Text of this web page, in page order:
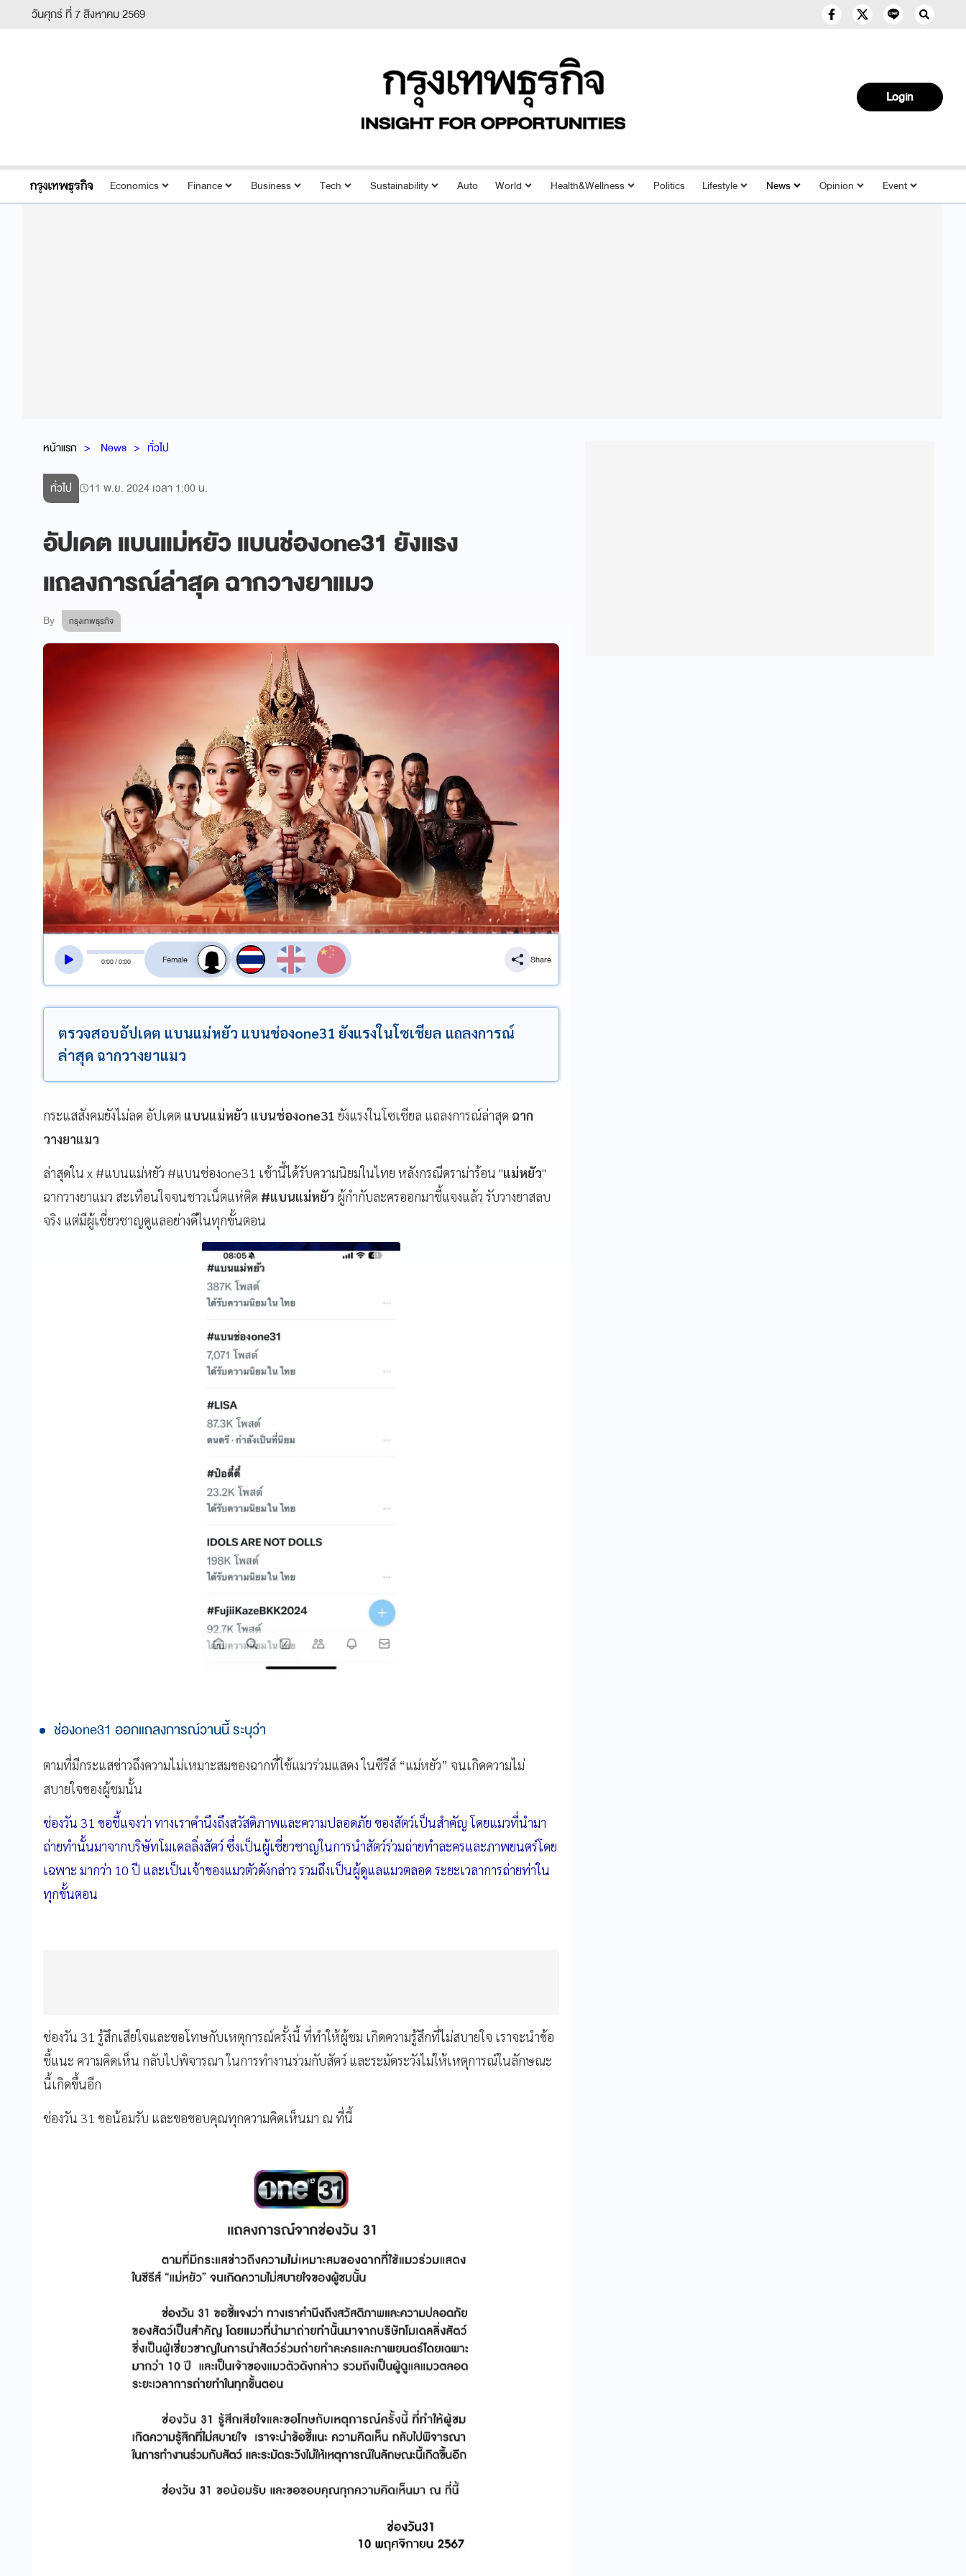
วันศุกร์ ที่ 7 สิงหาคม 2569
Login
Economics Finance Business Tech Sustainability Auto World Health&Wellness Politics Lifestyle News Opinion Event
หน้าแรก News ทั่วไป
ทั่วไป 11 พ.ย. 2024 เวลา 1:00 น.
อัปเดต แบนแม่หยัว แบนช่องone31 ยังแรง
แถลงการณ์ล่าสุด ฉากวางยาแมว
By กรุงเทพธุรกิจ
0:00/0:00
สลับเสียงอ่าน
Share
ตรวจสอบอัปเดต แบนแม่หยัว แบนช่องone31 ยังแรงในโซเชียล แถลงการณ์
ล่าสุด ฉากวางยาแมว
กระแสสังคมยังไม่ลด อัปเดต แบนแม่หยัว แบนช่องone31 ยังแรงในโซเชียล แถลงการณ์ล่าสุด ฉาก
วางยาแมว
ล่าสุดใน x #แบนแม่หยัว #แบนช่องone31 เช้านี้ได้รับความนิยมในไทย หลังกรณีดราม่าร้อน "แม่หยัว"
ฉากวางยาแมว สะเทือนใจจนชาวเน็ตแห่ติด #แบนแม่หยัว ผู้กำกับละครออกมาชี้แจงแล้ว รับวางยาสลบ
จริง แต่มีผู้เชี่ยวชาญดูแลอย่างดีในทุกขั้นตอน
ช่องone31 ออกแถลงการณ์วานนี้ ระบุว่า
ตามที่มีกระแสข่าวถึงความไม่เหมาะสมของฉากที่ใช้แมวร่วมแสดง ในซีรีส์ “แม่หยัว” จนเกิดความไม่
สบายใจของผู้ชมนั้น
ช่องวัน 31 ขอชี้แจงว่า ทางเราคํานึงถึงสวัสดิภาพและความปลอดภัย ของสัตว์เป็นสําคัญ โดยแมวที่นํามา
ถ่ายทํานั้นมาจากบริษัทโมเดลลิ่งสัตว์ ซึ่งเป็นผู้เชี่ยวชาญในการนําสัตว์ร่วมถ่ายทําละครและภาพยนตร์โดย
เฉพาะ มากว่า 10 ปี และเป็นเจ้าของแมวตัวดังกล่าว รวมถึงเป็นผู้ดูแลแมวตลอด ระยะเวลาการถ่ายท่าใน
ทุกขั้นตอน
ช่องวัน 31 รู้สึกเสียใจและขอโทษกับเหตุการณ์ครั้งนี้ ที่ทําให้ผู้ชม เกิดความรู้สึกที่ไม่สบายใจ เราจะนําข้อ
ชี้แนะ ความคิดเห็น กลับไปพิจารณา ในการทํางานร่วมกับสัตว์ และระมัดระวังไม่ให้เหตุการณ์ในลักษณะ
นี้เกิดขึ้นอีก
ช่องวัน 31 ขอน้อมรับ และขอขอบคุณทุกความคิดเห็นมา ณ ที่นี้